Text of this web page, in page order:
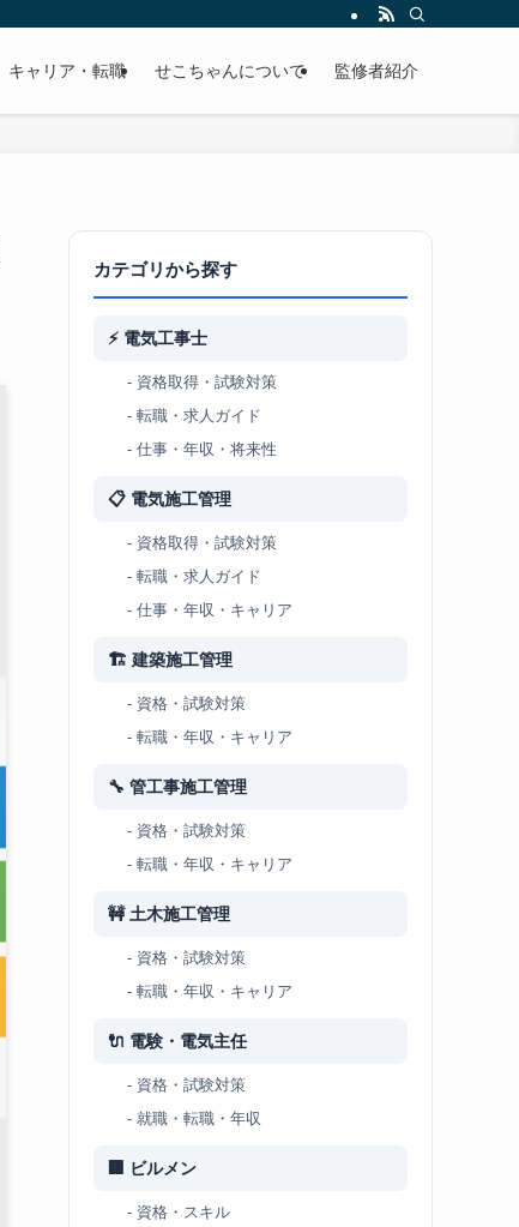
キャリア・転職 せこちゃんについて 監修者紹介
カテゴリから探す
⚡ 電気工事士
- 資格取得・試験対策
- 転職・求人ガイド
- 仕事・年収・将来性
📋 電気施工管理
- 資格取得・試験対策
- 転職・求人ガイド
- 仕事・年収・キャリア
🏗 建築施工管理
- 資格・試験対策
- 転職・年収・キャリア
🔧 管工事施工管理
- 資格・試験対策
- 転職・年収・キャリア
🚧 土木施工管理
- 資格・試験対策
- 転職・年収・キャリア
🔌 電験・電気主任
- 資格・試験対策
- 就職・転職・年収
🏢 ビルメン
- 資格・スキル